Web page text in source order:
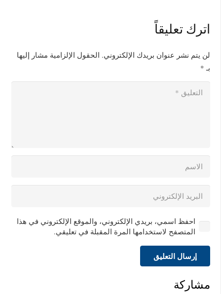
اترك تعليقاً
لن يتم نشر عنوان بريدك الإلكتروني. الحقول الإلزامية مشار إليها
بـ *
احفظ اسمي، بريدي الإلكتروني، والموقع الإلكتروني في هذا
المتصفح لاستخدامها المرة المقبلة في تعليقي.
إرسال التعليق
مشاركة